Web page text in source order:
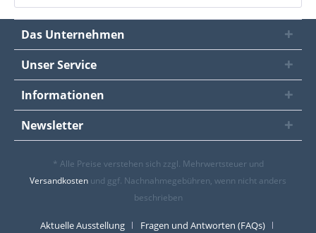
Das Unternehmen
Unser Service
Informationen
Newsletter
* Alle Preise verstehen sich zzgl. Mehrwertsteuer und
Versandkosten und ggf. Nachnahmegebühren, wenn nicht anders
beschrieben
Aktuelle Ausstellung
Fragen und Antworten (FAQs)